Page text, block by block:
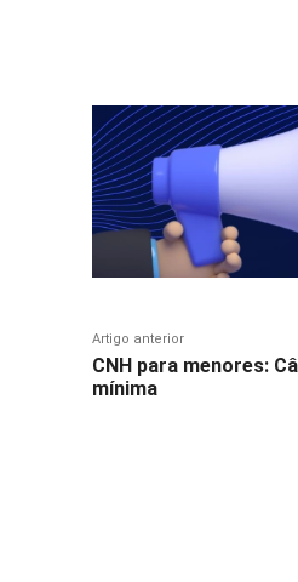
Artigo anterior
CNH para menores:
mínima